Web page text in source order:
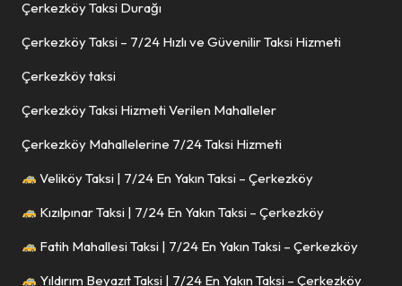
Çerkezköy Taksi Durağı
Çerkezköy Taksi – 7/24 Hızlı ve Güvenilir Taksi Hizmeti
Çerkezköy taksi
Çerkezköy Taksi Hizmeti Verilen Mahalleler
Çerkezköy Mahallelerine 7/24 Taksi Hizmeti
Veliköy Taksi | 7/24 En Yakın Taksi – Çerkezköy
Kızılpınar Taksi | 7/24 En Yakın Taksi – Çerkezköy
Fatih Mahallesi Taksi | 7/24 En Yakın Taksi – Çerkezköy
Yıldırım Beyazıt Taksi | 7/24 En Yakın Taksi – Çerkezköy